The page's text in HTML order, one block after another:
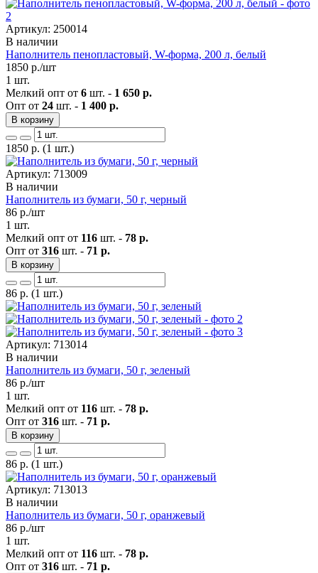
Артикул: 250014
В наличии
Наполнитель пенопластовый, W-форма, 200 л, белый
1850 р./шт
1 шт.
Мелкий опт от 6 шт. - 1 650 р.
Опт от 24 шт. - 1 400 р.
В корзину
1850 р. (1 шт.)
Артикул: 713009
В наличии
Наполнитель из бумаги, 50 г, черный
86 р./шт
1 шт.
Мелкий опт от 116 шт. - 78 р.
Опт от 316 шт. - 71 р.
В корзину
86 р. (1 шт.)
Артикул: 713014
В наличии
Наполнитель из бумаги, 50 г, зеленый
86 р./шт
1 шт.
Мелкий опт от 116 шт. - 78 р.
Опт от 316 шт. - 71 р.
В корзину
86 р. (1 шт.)
Артикул: 713013
В наличии
Наполнитель из бумаги, 50 г, оранжевый
86 р./шт
1 шт.
Мелкий опт от 116 шт. - 78 р.
Опт от 316 шт. - 71 р.